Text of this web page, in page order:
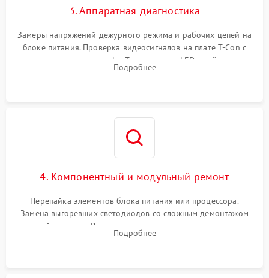
3. Аппаратная диагностика
Замеры напряжений дежурного режима и рабочих цепей на
блоке питания. Проверка видеосигналов на плате T-Con с
помощью осциллографа. Тестирование LED-драйвера и
светодиодных планок подсветки мультиметром.
Подробнее
4. Компонентный и модульный ремонт
Перепайка элементов блока питания или процессора.
Замена выгоревших светодиодов со сложным демонтажом
хрупкой матрицы. Восстановление поврежденных дорожек,
прошивка микросхем памяти EEPROM
Подробнее